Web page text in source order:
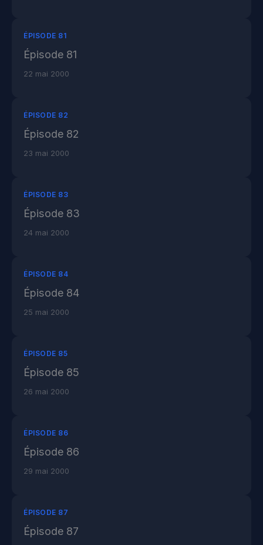
ÉPISODE 81
Épisode 81
22 mai 2000
ÉPISODE 82
Épisode 82
23 mai 2000
ÉPISODE 83
Épisode 83
24 mai 2000
ÉPISODE 84
Épisode 84
25 mai 2000
ÉPISODE 85
Épisode 85
26 mai 2000
ÉPISODE 86
Épisode 86
29 mai 2000
ÉPISODE 87
Épisode 87